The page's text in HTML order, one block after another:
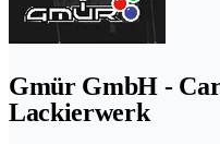
Gmür GmbH -
Lackierwerk